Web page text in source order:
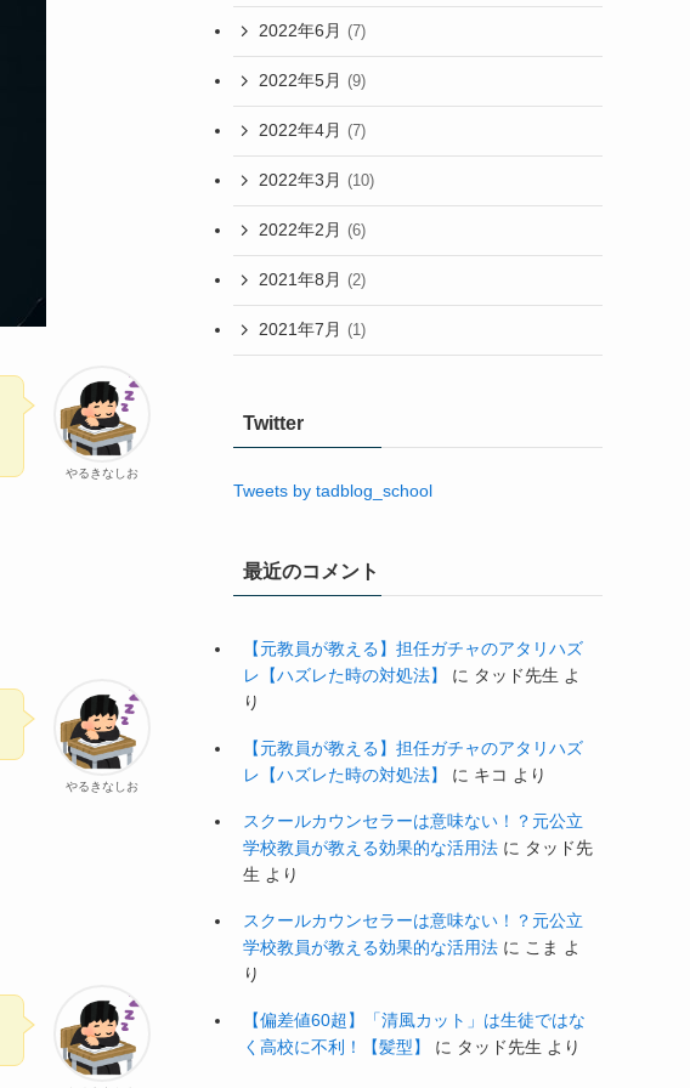
やるきなしお
やるきなしお
2022年6月 (7)
2022年5月 (9)
2022年4月 (7)
2022年3月 (10)
2022年2月 (6)
2021年8月 (2)
2021年7月 (1)
Twitter
Tweets by tadblog_school
最近のコメント
【元教員が教える】担任ガチャのアタリハズ
レ【ハズレた時の対処法】
に タッド先生 よ
り
【元教員が教える】担任ガチャのアタリハズ
レ【ハズレた時の対処法】
に キコ より
スクールカウンセラーは意味ない！？元公立
学校教員が教える効果的な活用法 に タッド先
生 より
スクールカウンセラーは意味ない！？元公立
学校教員が教える効果的な活用法 に こま よ
り
【偏差値60超】「清風カット」は生徒ではな
く高校に不利！【髪型】
に タッド先生 より